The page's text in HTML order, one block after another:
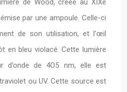
de Wood, créée au XIXe
par une ampoule. Celle-ci
de son utilisation, et l’œil
en bleu violacé. Cette lumière
d’onde de 4O5 nm, elle est
ou UV. Cette source est